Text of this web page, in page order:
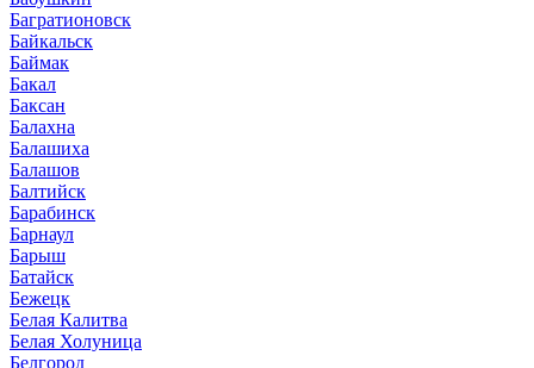
Багратионовск
Байкальск
Баймак
Бакал
Баксан
Балахна
Балашиха
Балашов
Балтийск
Барабинск
Барнаул
Барыш
Батайск
Бежецк
Белая Калитва
Белая Холуница
Белгород